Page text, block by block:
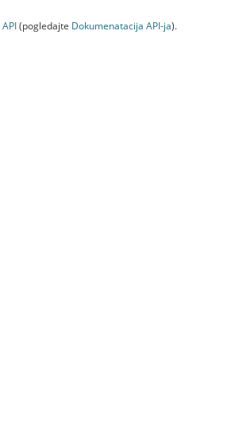
API(pogledajte Dokumenаtаcijа API-jа).